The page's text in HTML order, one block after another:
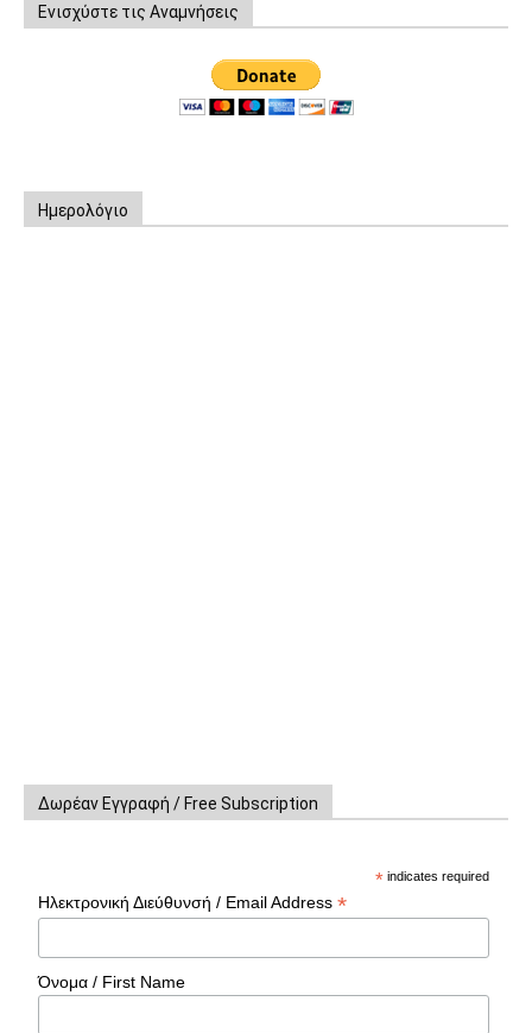
Ενισχύστε τις Αναμνήσεις
Ημερολόγιο
Δωρέαν Εγγραφή / Free Subscription
* indicates required
Ηλεκτρονική Διεύθυνσή / Email Address*
Όνομα / First Name